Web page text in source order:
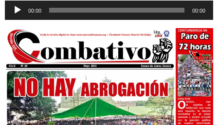
Reproductor
00:00 00:00